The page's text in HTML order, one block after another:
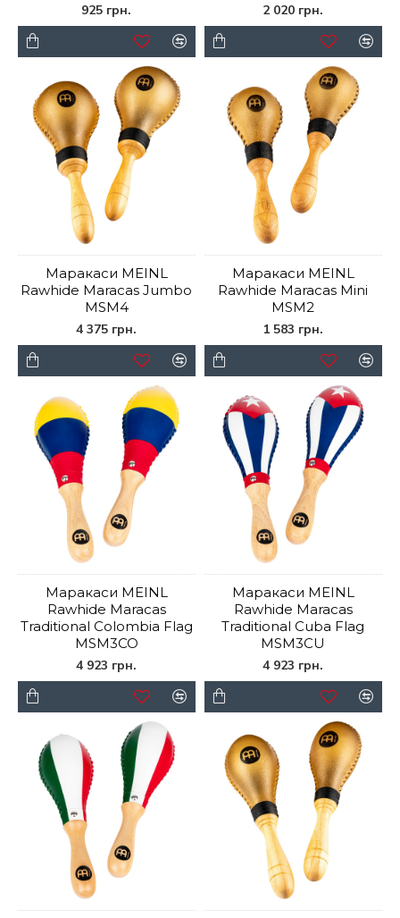
925 грн.
2 020 грн.
Маракаси MEINL
Rawhide Maracas Jumbo
MSM4
4 375 грн.
Маракаси MEINL
Rawhide Maracas Mini
MSM2
1 583 грн.
Маракаси MEINL
Rawhide Maracas
Traditional Colombia Flag
MSM3CO
4 923 грн.
Маракаси MEINL
Rawhide Maracas
Traditional Cuba Flag
MSM3CU
4 923 грн.